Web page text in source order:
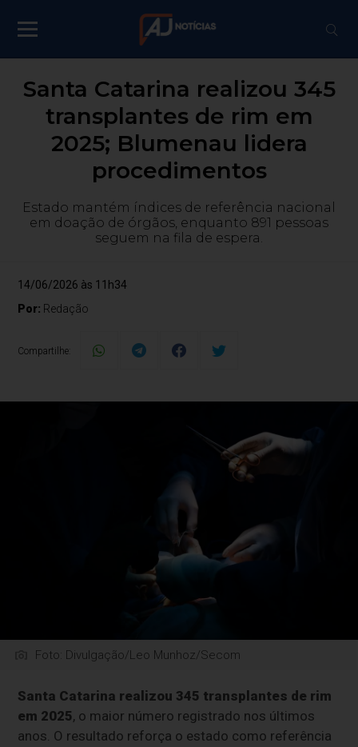
Santa Catarina realizou 345
transplantes de rim em
2025; Blumenau lidera
procedimentos
Estado mantém índices de referência nacional
em doação de órgãos, enquanto 891 pessoas
seguem na fila de espera.
14/06/2026 às 11h34
Por: Redação
Compartilhe:
Foto: Divulgação/Leo Munhoz/Secom
Santa Catarina realizou 345 transplantes de rim
em 2025, o maior número registrado nos últimos
anos. O resultado reforça o estado como referência